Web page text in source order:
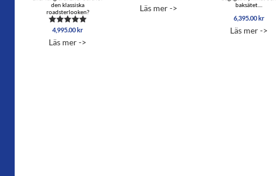
den klassiska
roadsterlooken?
Betygsatt
av 5
4,995.00kr
Läs mer ->
Läs mer ->
baksätet....
6,395.00kr
Läs mer ->